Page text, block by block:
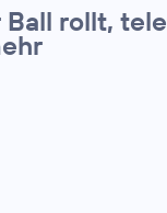
rollt,